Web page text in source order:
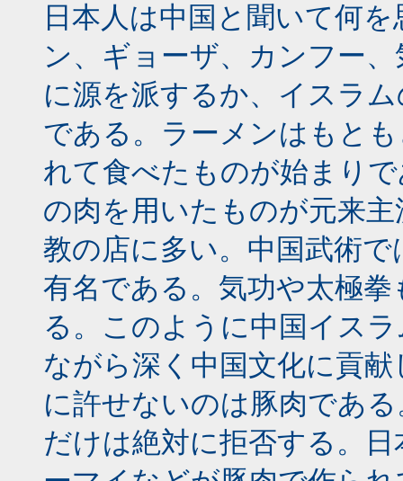
日本人は中国と聞いて何
ン、ギョーザ、カンフー
に源を派するか、イスラ
である。ラーメンはもと
れて食べたものが始まり
の肉を用いたものが元来
教の店に多い。中国武術
有名である。気功や太極
る。このように中国イス
ながら深く中国文化に貢
に許せないのは豚肉であ
だけは絶対に拒否する。